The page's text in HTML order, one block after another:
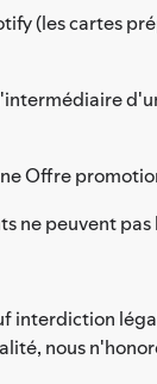
(les cartes
Offre
ne peuvent
interdiction
nous